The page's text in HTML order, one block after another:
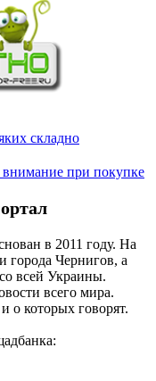
складно
при покупке
в 2011 году. На
города Чернигов, а
всей Украины.
всего мира.
о которых говорят.